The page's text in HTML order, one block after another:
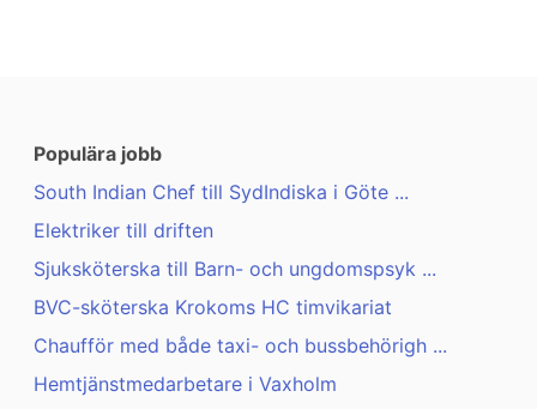
Populära jobb
South Indian Chef till SydIndiska i Göte ...
Elektriker till driften
Sjuksköterska till Barn- och ungdomspsyk ...
BVC-sköterska Krokoms HC timvikariat
Chaufför med både taxi- och bussbehörigh ...
Hemtjänstmedarbetare i Vaxholm